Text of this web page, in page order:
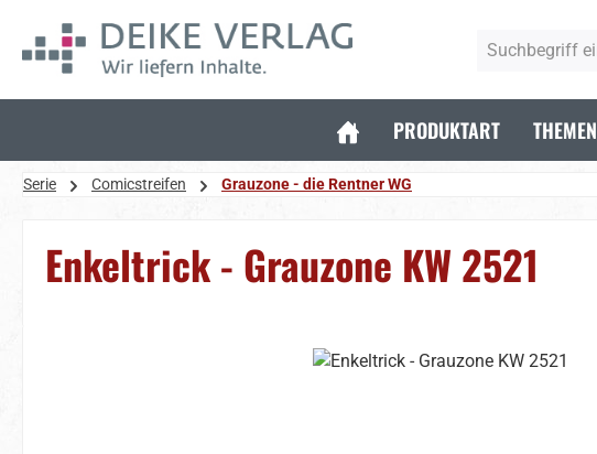
Hauptinhalt springen
Zur Suche springen
Zur Hauptnavigation springen
PRODUKTART THEMEN
Serie Comicstreifen Grauzone - die Rentner WG
Enkeltrick - Grauzone KW 2521